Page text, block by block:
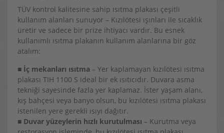
TÜV kontrol kalitesine sahip ısıtma plakası çeşitli
kullanım alanları sunuyor – Kızılötesi ışınları ile sıcaklık
üretir ve sadece bir prize ihtiyacı vardır. Bu esnek
kullanımlı ısıtma plakanın kullanım alanlarına bir göz
atalım:
■ İç mekanları ısıtma – Yer kaplamayan kızılötesi ısıtma
plakası TIH 1100 S ideal bir ek ısıtıcıdır. Duvara asma
tekniği sayesinde fazla yer kaplamaz. İster yaşam alanı,
kış bahçesi veya banyo olsun, bu kızılötesi ısıtma plakası
istenilen yere gerekli ısıyı dağıtır.
■ Duvar yüzeylerin hızlı kurutulması – Kurutma veya